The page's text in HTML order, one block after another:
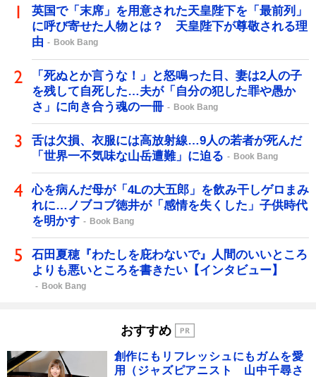
英国で「末席」を用意された天皇陛下を「最前列」
に呼び寄せた人物とは？ 天皇陛下が尊敬される理
由
Book Bang
「死ぬとか言うな！」と怒鳴った日、妻は2人の子
を残して自死した…夫が「自分の犯した罪や愚か
さ」に向き合う魂の一冊
Book Bang
舌は欠損、衣服には高放射線…9人の若者が死んだ
「世界一不気味な山岳遭難」に迫る
Book Bang
心を病んだ母が「4Lの大五郎」を飲み干しゲロまみ
れに…ノブコブ徳井が「感情を失くした」子供時代
を明かす
Book Bang
石田夏穂『わたしを庇わないで』人間のいいところ
よりも悪いところを書きたい【インタビュー】
Book Bang
おすすめ
創作にもリフレッシュにもガムを愛
用（ジャズピアニスト 山中千尋さ